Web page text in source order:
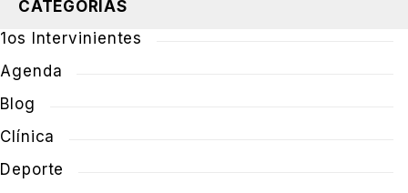
CATEGORÍAS
1os Intervinientes
Agenda
Blog
Clínica
Deporte